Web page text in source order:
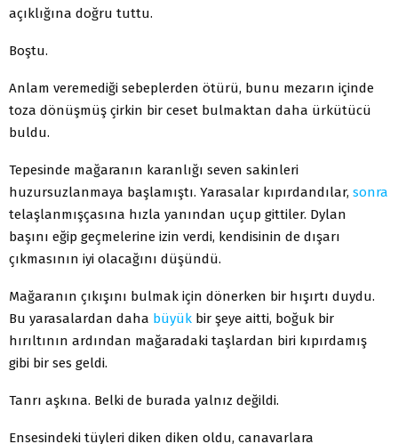
açıklığına doğru tuttu.
Boştu.
Anlam veremediği sebeplerden ötürü, bunu mezarın içinde
toza dönüşmüş çirkin bir ceset bulmaktan daha ürkütücü
buldu.
Tepesinde mağaranın karanlığı seven sakinleri
huzursuzlanmaya başlamıştı. Yarasalar kıpırdandılar, sonra
telaşlanmışçasına hızla yanından uçup gittiler. Dylan
başını eğip geçmelerine izin verdi, kendisinin de dışarı
çıkmasının iyi olacağını düşündü.
Mağaranın çıkışını bulmak için dönerken bir hışırtı duydu.
Bu yarasalardan daha büyük bir şeye aitti, boğuk bir
hırıltının ardından mağaradaki taşlardan biri kıpırdamış
gibi bir ses geldi.
Tanrı aşkına. Belki de burada yalnız değildi.
Ensesindeki tüyleri diken diken oldu, canavarlara